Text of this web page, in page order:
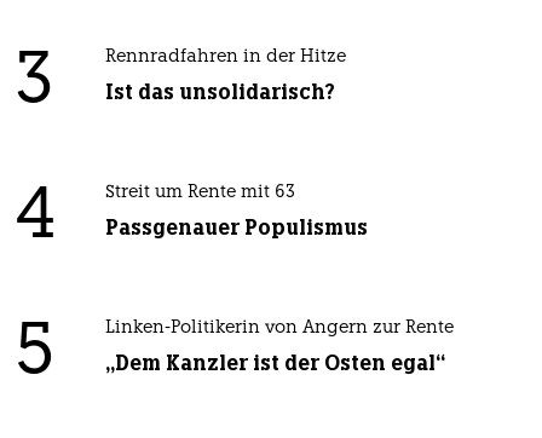
3 Rennradfahren in der Hitze
Ist das unsolidarisch?
4 Streit um Rente mit 63
Passgenauer Populismus
5 Linken-Politikerin von Angern zur Rente
„Dem Kanzler ist der Osten egal“